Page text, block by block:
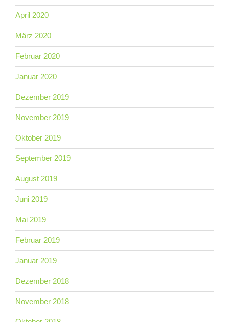
April 2020
März 2020
Februar 2020
Januar 2020
Dezember 2019
November 2019
Oktober 2019
September 2019
August 2019
Juni 2019
Mai 2019
Februar 2019
Januar 2019
Dezember 2018
November 2018